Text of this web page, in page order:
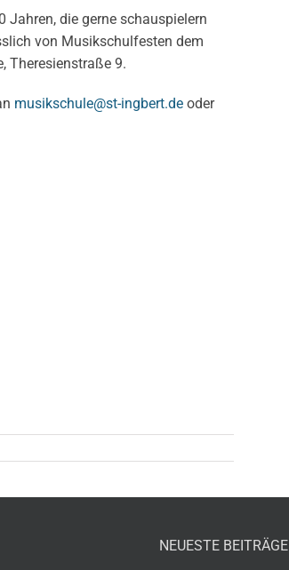
Jahren, die gerne schauspielern
von Musikschulfesten dem
Theresienstraße 9.
musikschule@st-ingbert.de oder
NEUESTE BEITRÄGE